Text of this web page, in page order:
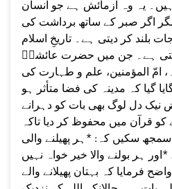
یہ وہ آزمائش ہے جو انسان
اگر صبر کے ساتھ برداشت کی
بلند کر دیتی ہے۔ تاریخِ اسلام
ہے۔ جن میں حضرت عائشہؓ
امّ المؤمنین، علم و طہارت کی
گیا کہ مدینہ کی فضا متأثر ہو
نیک دل لوگ بھی بات کو دہرانے
کو قرآن میں محفوظ کر دیا تاکہ
سمجھ سکیں کہ: *ہر پھیلنے والی
ہر بولنے والا خیر خواہ نہیں
فرمایا کہ بہتان پھیلانے والے